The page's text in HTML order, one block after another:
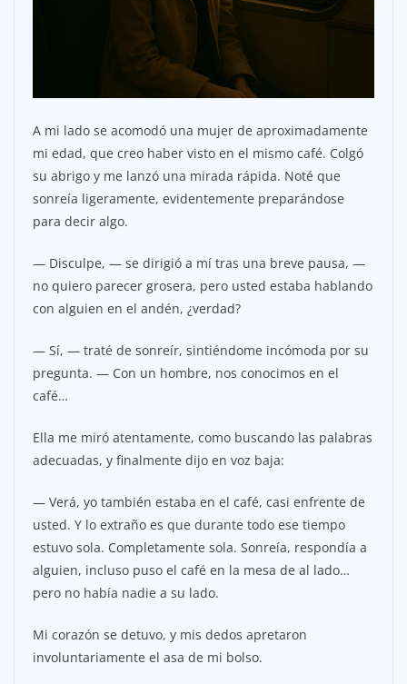
A mi lado se acomodó una mujer de aproximadamente
mi edad, que creo haber visto en el mismo café. Colgó
su abrigo y me lanzó una mirada rápida. Noté que
sonreía ligeramente, evidentemente preparándose
para decir algo.
— Disculpe, — se dirigió a mí tras una breve pausa, —
no quiero parecer grosera, pero usted estaba hablando
con alguien en el andén, ¿verdad?
— Sí, — traté de sonreír, sintiéndome incómoda por su
pregunta. — Con un hombre, nos conocimos en el
café…
Ella me miró atentamente, como buscando las palabras
adecuadas, y finalmente dijo en voz baja:
— Verá, yo también estaba en el café, casi enfrente de
usted. Y lo extraño es que durante todo ese tiempo
estuvo sola. Completamente sola. Sonreía, respondía a
alguien, incluso puso el café en la mesa de al lado…
pero no había nadie a su lado.
Mi corazón se detuvo, y mis dedos apretaron
involuntariamente el asa de mi bolso.